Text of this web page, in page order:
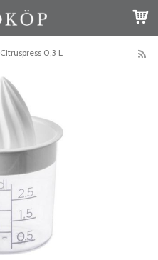
Citruspress 0,3 L